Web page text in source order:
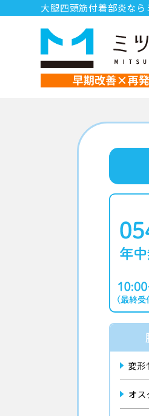
大腿四頭筋付着部炎なら
変形
オ